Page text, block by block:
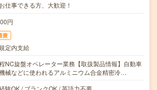
仕事できる方、大歓迎！
円
費
定内支給
NC旋盤オペレーター業務【取扱製品情報】自動車
械などに使われるアルミニウム合金精密冷…
験OK / ブランクOK / 英語力不要